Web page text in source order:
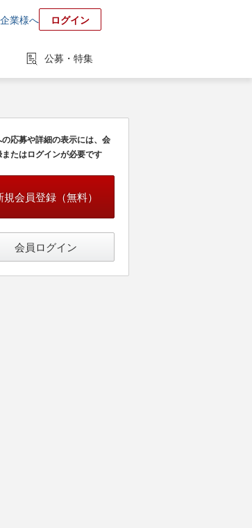
業様へ ログイン
公募・特集
の応募や詳細の表示には、会
またはログインが必要です
規会員登録（無料）
会員ログイン